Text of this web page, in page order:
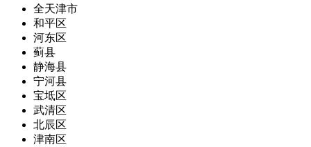
全天津市
和平区
河东区
蓟县
静海县
宁河县
宝坻区
武清区
北辰区
津南区